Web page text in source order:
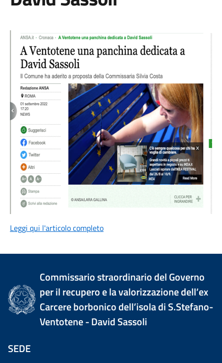
Leggi qui l'articolo completo
Commissario straordinario del Governo
per il recupero e la valorizzazione dell’ex
Carcere borbonico dell’isola di S.Stefano-
Ventotene - David Sassoli
SEDE